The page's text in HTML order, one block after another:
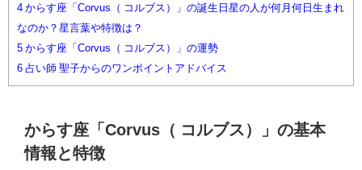
4 からす座「Corvus（ コルブス）」の誕生日星の人が何月何日生まれ
なのか？星言葉や特徴は？
5 からす座「Corvus（ コルブス）」の運勢
6 占い師 聖子からのワンポイントアドバイス
からす座「Corvus（ コルブス）」の基本
情報と特徴